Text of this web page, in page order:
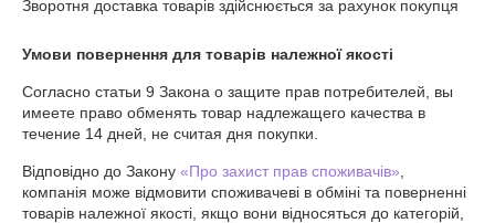
Зворотня доставка товарів здійснюється за рахунок покупця
Умови повернення для товарів належної якості
Согласно статьи 9 Закона о защите прав потребителей, вы
имеете право обменять товар надлежащего качества в
течение 14 дней, не считая дня покупки.
Відповідно до Закону «Про захист прав споживачів»
компанія може відмовити споживачеві в обміні та поверненні
товарів належної якості, якщо вони відносяться до категорій,